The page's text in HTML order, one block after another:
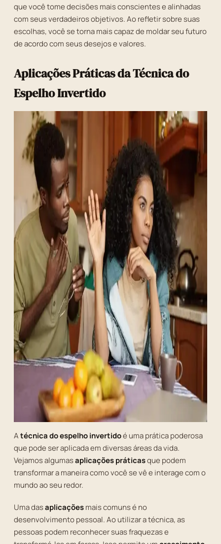
que você tome decisões mais conscientes e alinhadas
com seus verdadeiros objetivos. Ao refletir sobre suas
escolhas, você se torna mais capaz de moldar seu futuro
de acordo com seus desejos e valores.
Aplicações Práticas da Técnica do
Espelho Invertido
Atécnica do espelho invertidoé uma prática poderosa
que pode ser aplicada em diversas áreas da vida.
Vejamos algumasaplicações práticasque podem
transformar a maneira como você se vê e interage com o
mundo ao seu redor.
Uma dasaplicaçõesmais comuns é no
desenvolvimento pessoal. Ao utilizar a técnica, as
pessoas podem reconhecer suas fraquezas e